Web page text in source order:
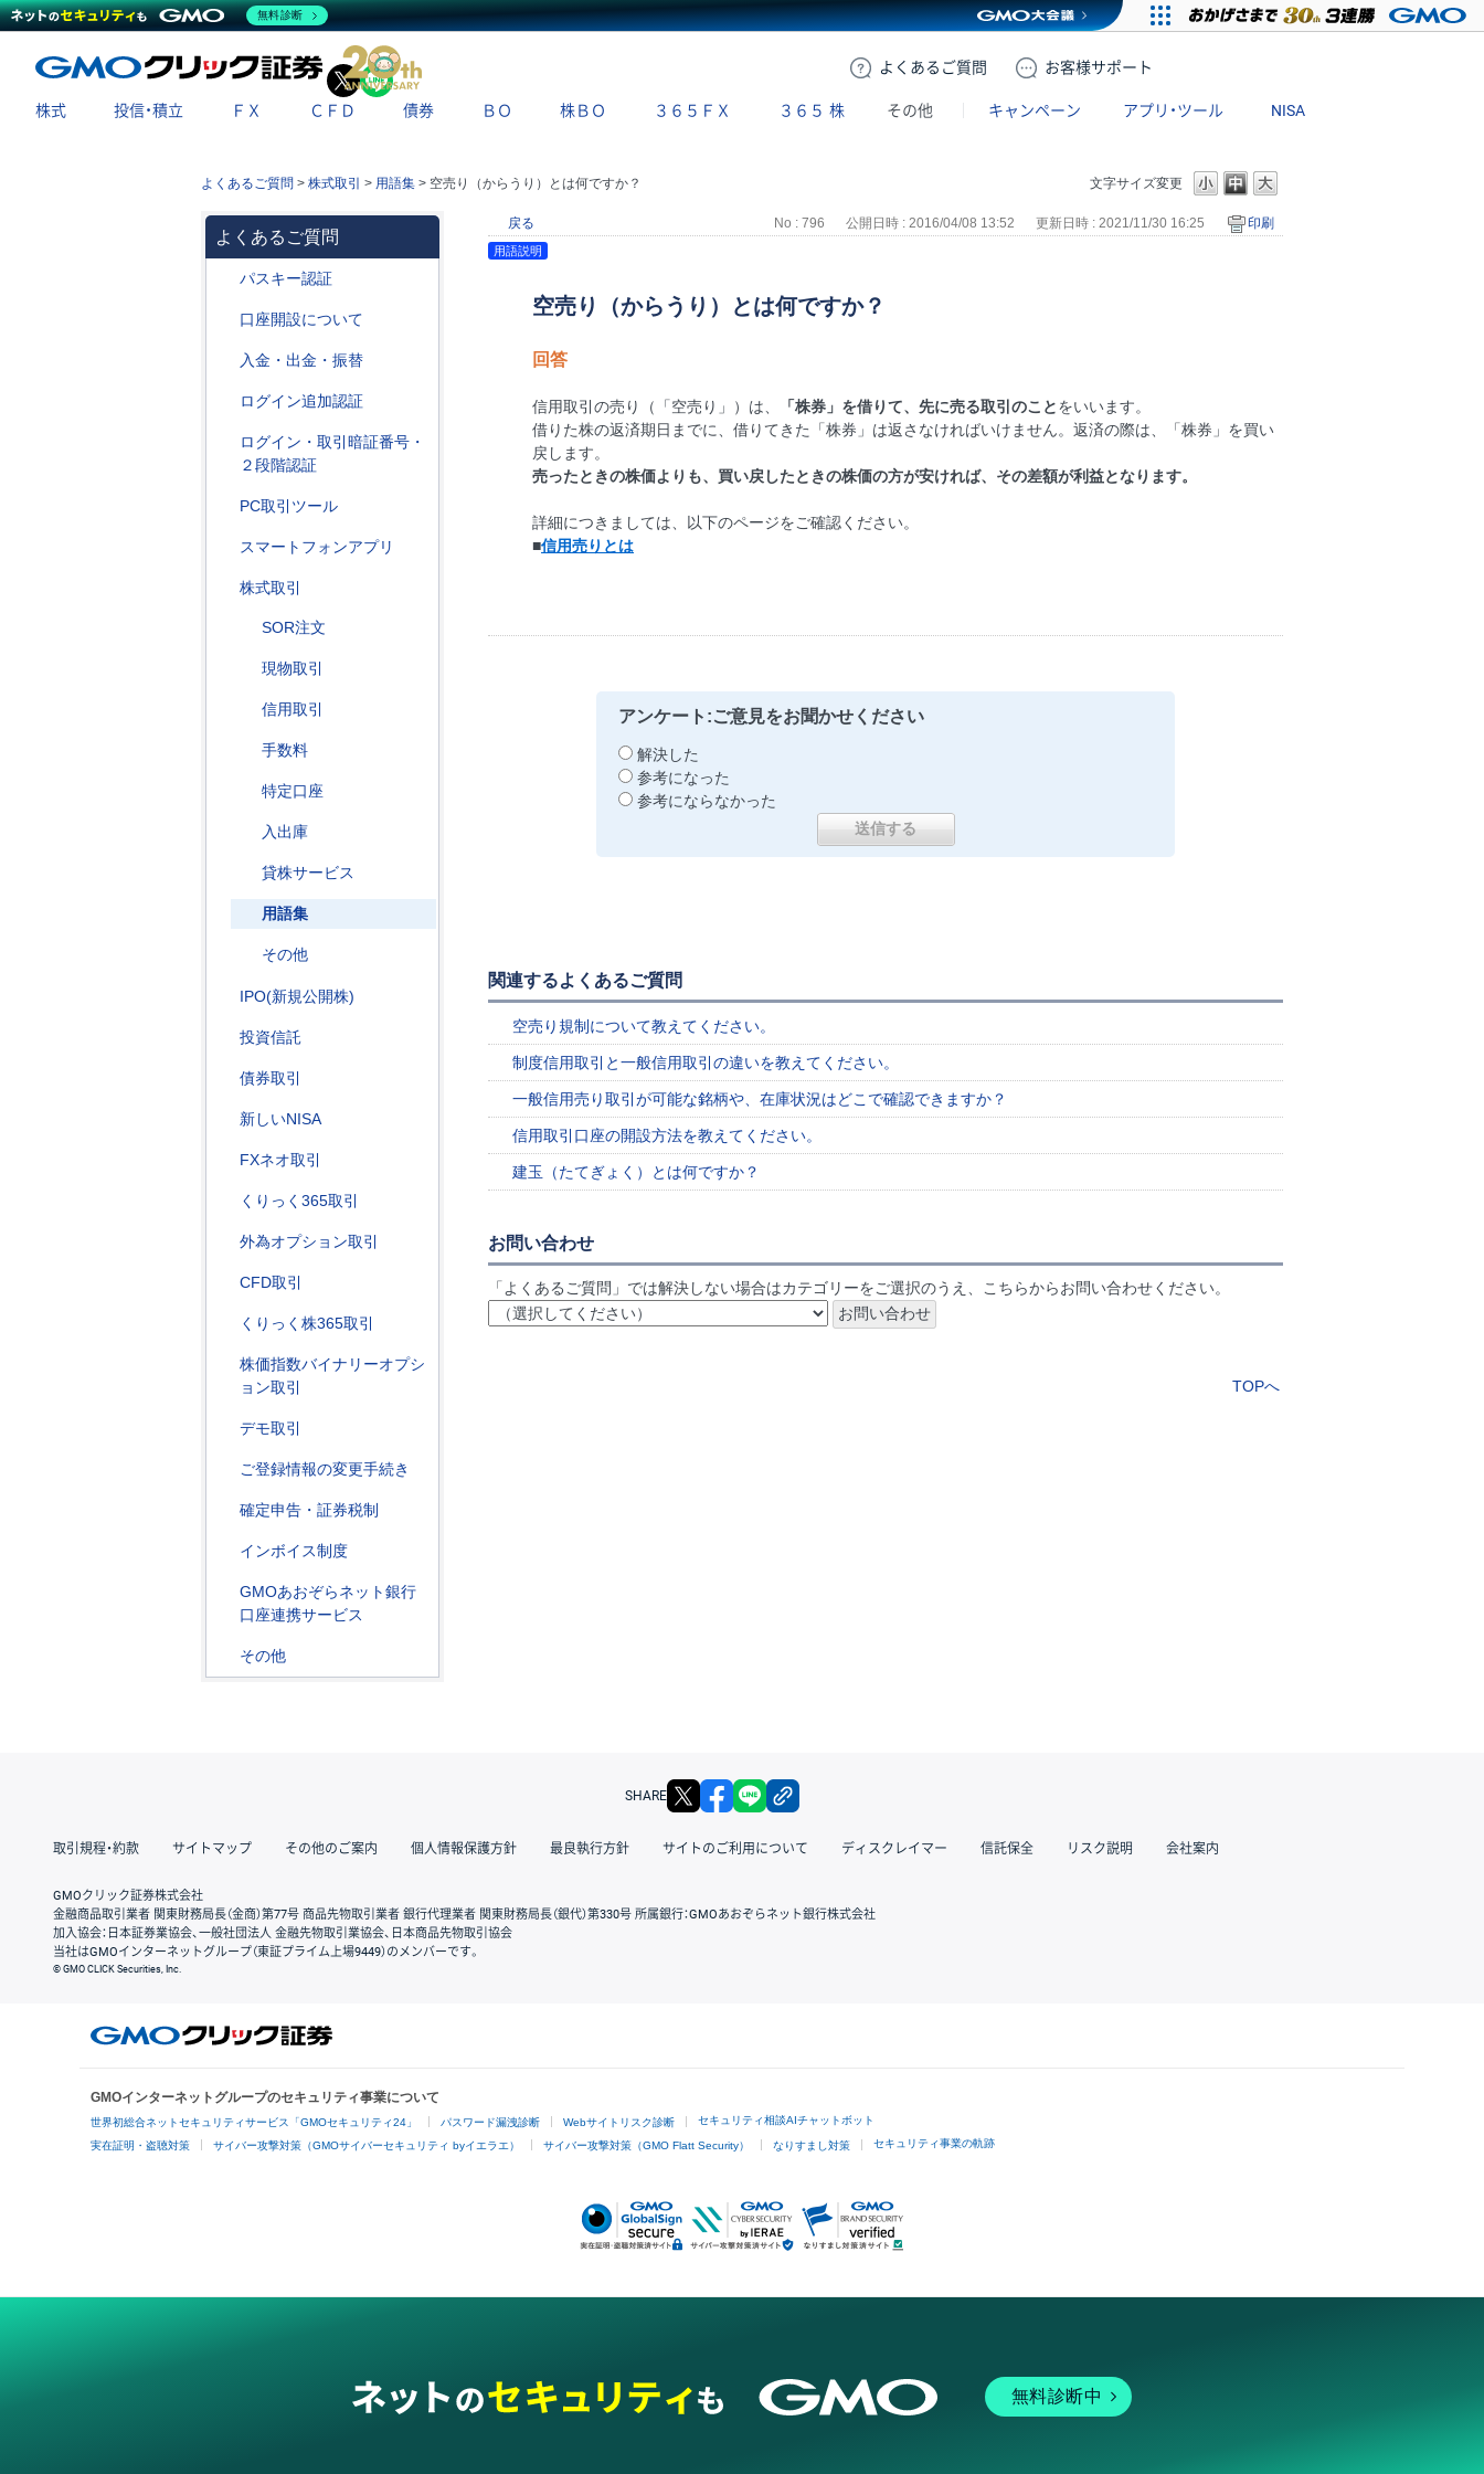
よくある ご質問 お客様サポート
X
株式 投信・積立 ＦＸ ＣＦＤ 債券 ＢＯ 株ＢＯ ３６５ＦＸ ３６５ 株 その他 キャンペーン アプリ・ツール NISA
文字サイズ変更
よくあるご質問 > 株式取引 > 用語集 > 空売り（からうり）とは何ですか？
よくあるご質問
パスキー認証
口座開設について
入金・出金・振替
ログイン追加認証
ログイン・取引暗証番号・
２段階認証
PC取引ツール
スマートフォンアプリ
株式取引
SOR注文
現物取引
信用取引
手数料
特定口座
入出庫
貸株サービス
用語集
その他
IPO(新規公開株)
投資信託
債券取引
新しいNISA
FXネオ取引
くりっく365取引
外為オプション取引
CFD取引
くりっく株365取引
株価指数バイナリーオプシ
ョン取引
デモ取引
ご登録情報の変更手続き
確定申告・証券税制
インボイス制度
GMOあおぞらネット銀行
口座連携サービス
その他
戻る No : 796 公開日時 : 2016/04/08 13:52 更新日時 : 2021/11/30 16:25 印刷
用語説明
空売り（からうり）とは何ですか？
回答
信用取引の売り（「空売り」）は、 「株券」を借りて、先に売る取引のことをいいます。
借りた株の返済期日までに、借りてきた「株券」は返さなければいけません。返済の際は、「株券」を買い
戻します。
売ったときの株価よりも、買い戻したときの株価の方が安ければ、その差額が利益となります。
詳細につきましては、以下のページをご確認ください。
■信用売りとは
アンケート:ご意見をお聞かせください
解決した
参考になった
参考にならなかった
関連するよくあるご質問
空売り規制について教えてください。
制度信用取引と一般信用取引の違いを教えてください。
一般信用売り取引が可能な銘柄や、在庫状況はどこで確認できますか？
信用取引口座の開設方法を教えてください。
建玉（たてぎょく）とは何ですか？
お問い合わせ
「よくあるご質問」では解決しない場合はカテゴリーをご選択のうえ、こちらからお問い合わせください。
TOPへ
SHARE X facebook
取引規程・約款 サイトマップ その他のご案内 個人情報保護方針 最良執行方針 サイトのご利用について ディスクレイマー 信託保全 リスク説明 会社案内
GMOクリック証券株式会社
金融商品取引業者 関東財務局長（金商）第77号 商品先物取引業者 銀行代理業者 関東財務局長（銀代）第330号 所属銀行：GMOあおぞらネット銀行株式会社
加入協会：日本証券業協会、一般社団法人 金融先物取引業協会、日本商品先物取引協会
当社はGMOインターネットグループ（東証プライム上場9449）のメンバーです。
© GMO CLICK Securities, Inc.
GMOインターネットグループのセキュリティ事業について
世界初総合ネットセキュリティサービス「GMOセキュリティ24」 パスワード漏洩診断 Webサイトリスク診断 セキュリティ相談AIチャットボット
実在証明・盗聴対策 サイバー攻撃対策（GMOサイバーセキュリティ byイエラエ） サイバー攻撃対策（GMO Flatt Security） なりすまし対策 セキュリティ事業の軌跡
無料診断中
無料診断